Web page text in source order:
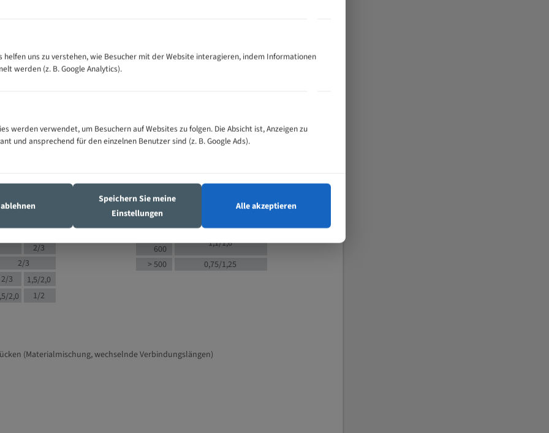
300
500
4/6
4/6
4/5
4/5
2/3
2/3
2/3
1,5/2,0
2,0 1/2
M (mm)
Zähne pro
Zoll (ZpZ))
35 - 70
5/8
130 -
350
150 -
600
1,1/1,6
> 500
0,75/1,25
(Materialmischung, wechselnde Verbindungslängen)
helfen uns zu verstehen, wie Besucher mit der Website interagieren, indem Informationen
werden (z. B. Google Analytics).
werden verwendet, um Besuchern auf Websites zu folgen. Die Absicht ist, Anzeigen zu
und ansprechend für den einzelnen Benutzer sind (z. B. Google Ads).
Speichern Sie meine
Einstellungen
Alle akzeptieren